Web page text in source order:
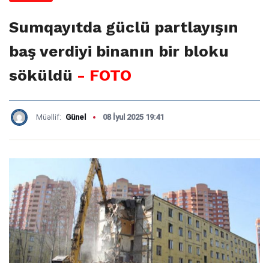
Sumqayıtda güclü partlayışın
baş verdiyi binanın bir bloku
söküldü - FOTO
Müəllif: Günel 08 İyul 2025 19:41